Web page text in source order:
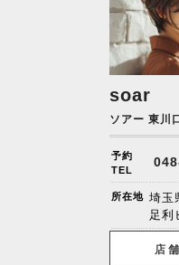
soar
ソアー 東川
予約
TEL
所在地 埼玉
足利
店